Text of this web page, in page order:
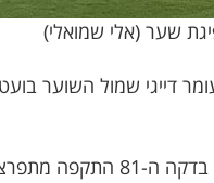
שער (אלי שמואלי)
חדד לעומר דייגי שמול
כדור קשתי מעל